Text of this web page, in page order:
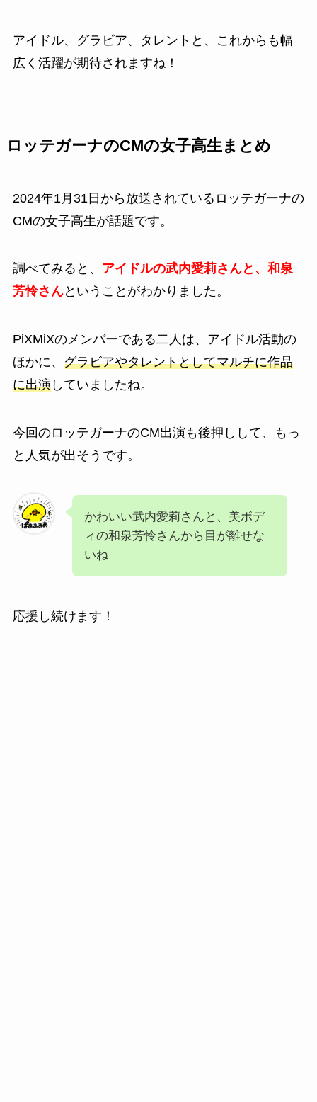
アイドル、グラビア、タレントと、これからも幅
広く活躍が期待されますね！
ロッテガーナのCMの女子高生まとめ
2024年1月31日から放送されているロッテガーナの
CMの女子高生が話題です。
調べてみると、 アイドルの武内愛莉さんと、和泉
芳怜さんということがわかりました。
PiXMiXのメンバーである二人は、アイドル活動の
ほかに、 グラビアやタレントとしてマルチに作品
に出演していましたね。
今回のロッテガーナのCM出演も後押しして、もっ
と人気が出そうです。
かわいい武内愛莉さんと、美ボデ
ィの和泉芳怜さんから目が離せな
いね
応援し続けます！